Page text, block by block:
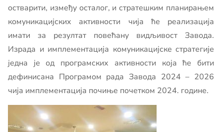
остварити, између осталог, и стратешким планирањем
комуникацијских активности чија ће реализација
имати за резултат повећану видљивост Завода.
Израда и имплементација комуникацијске стратегије
једна је од програмских активности која ће бити
дефинисана Програмом рада Завода 2024 – 2026
чија имплементација почиње почетком 2024. године.